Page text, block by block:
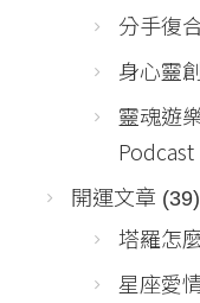
分手復
身心靈
靈魂遊
Podcast
開運文章 (39)
塔羅怎
星座愛